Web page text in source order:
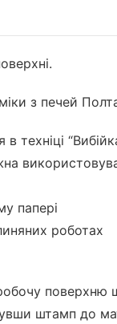
з печей
техніці
папері
роботах
поверхню
штамп до